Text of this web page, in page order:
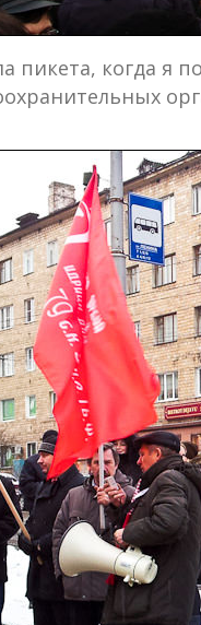
пикета, когда я